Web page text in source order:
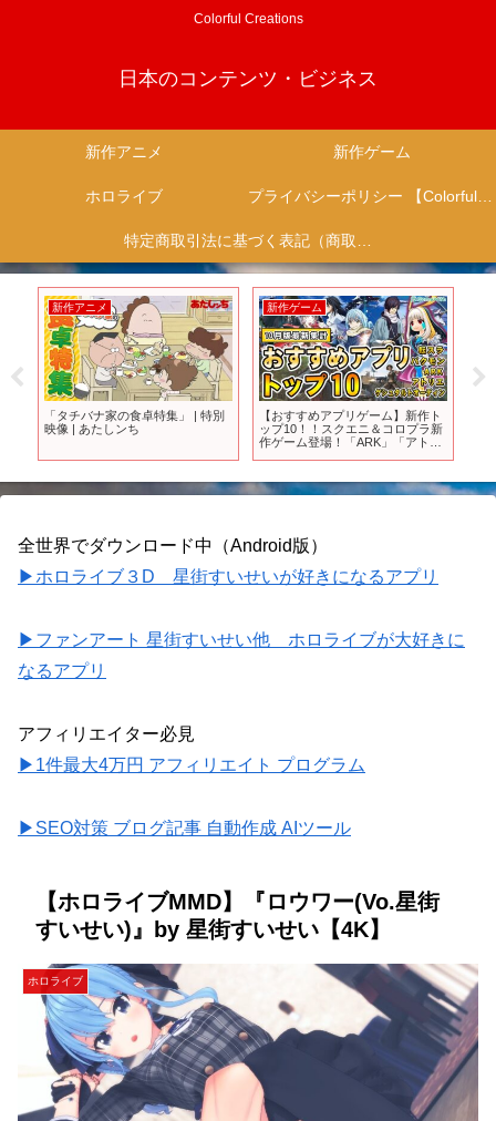
Colorful Creations
日本のコンテンツ・ビジネス
新作アニメ 新作ゲーム
ホロライブ プライバシーポリシー 【Colorful Creation】
特定商取引法に基づく表記（商取引に関する開示）
新作アニメ
「タチバナ家の食卓特集」 | 特別
映像 | あたしンち
新作ゲーム
【おすすめアプリゲーム】新作ト
ップ10！！スクエニ＆コロプラ新
作ゲーム登場！「ARK」「アトリ
く
全世界でダウンロード中（Android版）
▶ホロライブ３D 星街すいせいが好きになるアプリ
▶ファンアート 星街すいせい他 ホロライブが大好きに
なるアプリ
アフィリエイター必見
▶1件最大4万円 アフィリエイト プログラム
▶SEO対策 ブログ記事 自動作成 AIツール
【ホロライブMMD】『ロウワー(Vo.星街
すいせい)』by 星街すいせい【4K】
ホロライブ